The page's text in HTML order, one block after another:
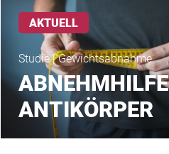
AKTUELL
Studie | Gewichtsabnahme
ABNEHMHILFE
ANTIKÖRPER